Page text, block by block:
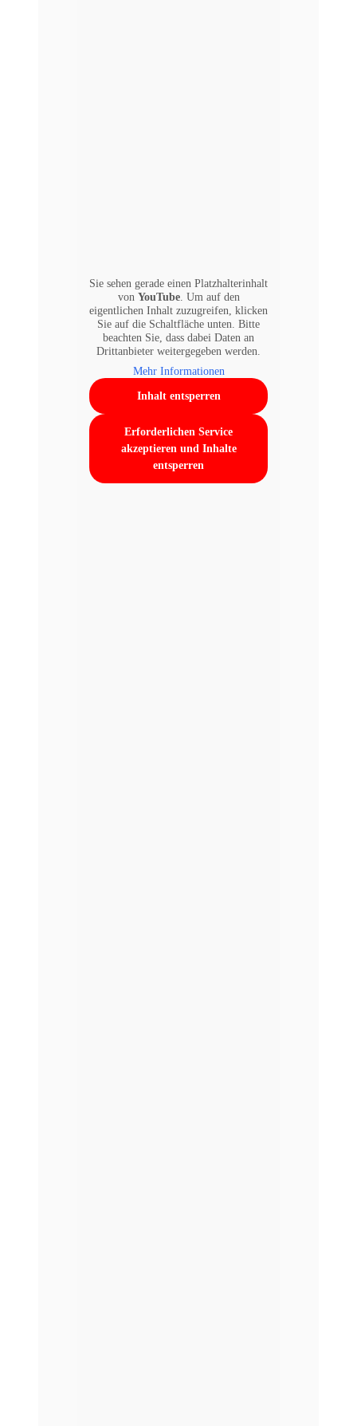
Sie sehen gerade einen Platzhalterinhalt
von YouTube. Um auf den
eigentlichen Inhalt zuzugreifen, klicken
Sie auf die Schaltfläche unten. Bitte
beachten Sie, dass dabei Daten an
Drittanbieter weitergegeben werden.
Mehr Informationen
Inhalt entsperren
Erforderlichen Service
akzeptieren und Inhalte
entsperren